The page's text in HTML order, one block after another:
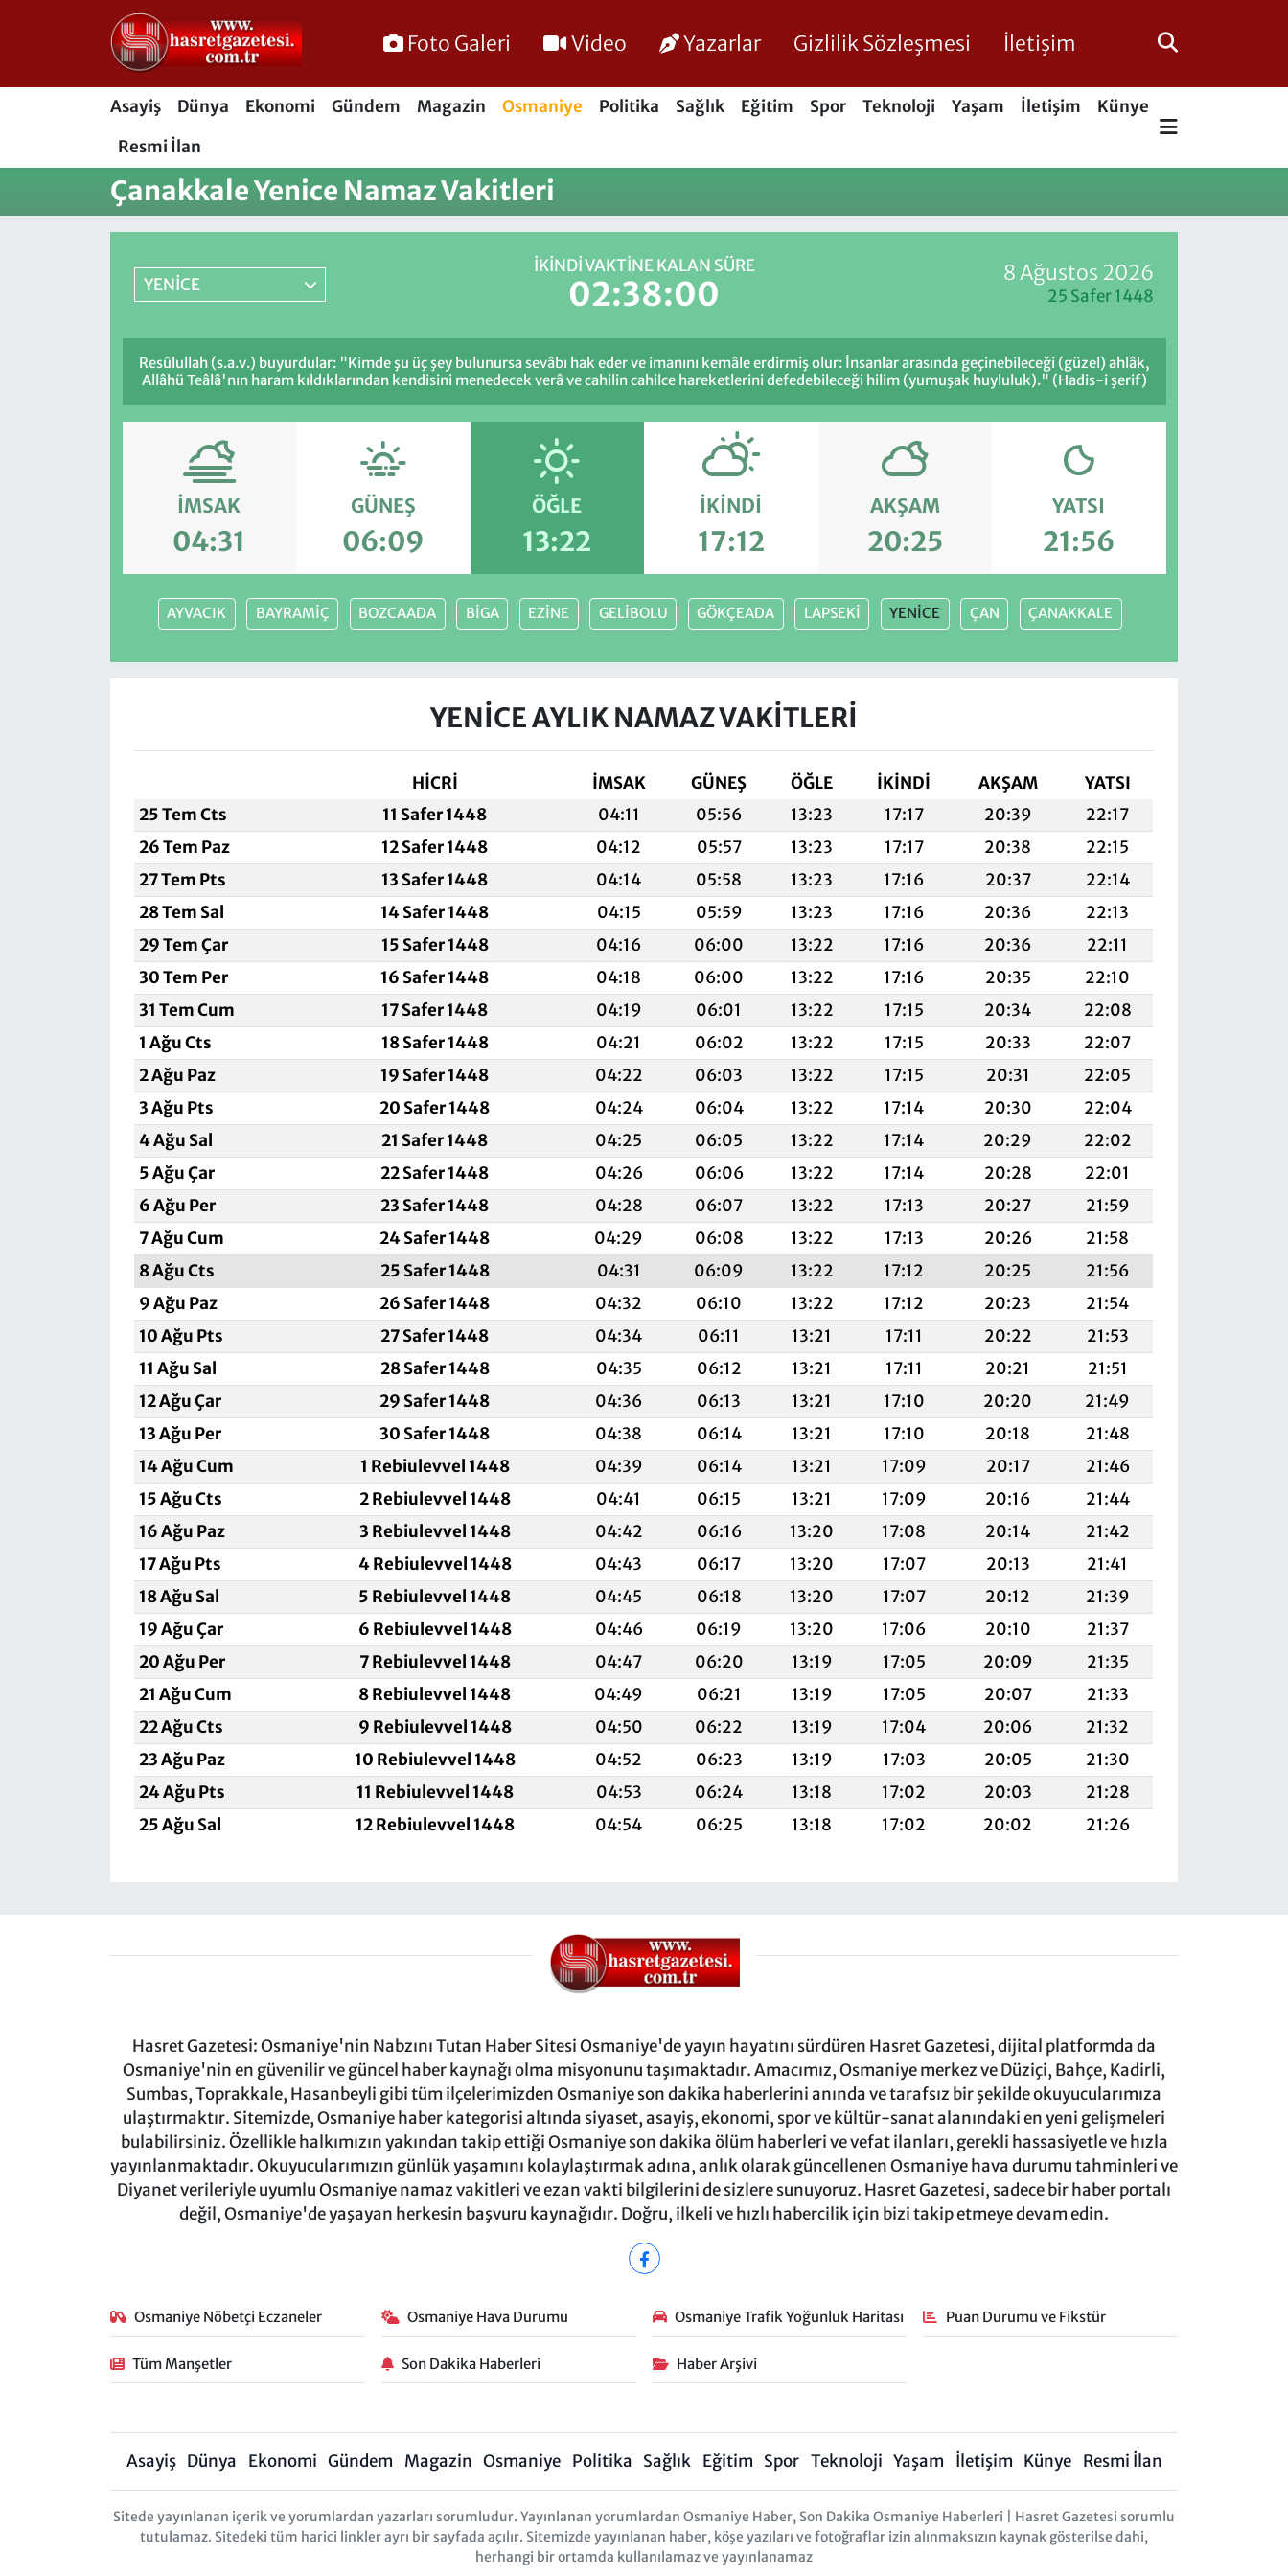
Foto Galeri Video Yazarlar Gizlilik Sözleşmesi İletişim
Asayiş Dünya Ekonomi Gündem Magazin Osmaniye Politika Sağlık Eğitim Spor Teknoloji Yaşam İletişim
Künye
Resmi İlan
Çanakkale Yenice Namaz Vakitleri
YENİCE
İKINDI VAKTINE KALAN SÜRE
02:38:00
8 Ağustos 2026
25 Safer 1448
Resûlullah (s.a.v.) buyurdular: "Kimde şu üç şey bulunursa sevâbı hak eder ve imanını kemâle erdirmiş olur: İnsanlar arasında geçinebileceği (güzel) ahlâk,
Allâhü Teâlâ'nın haram kıldıklarından kendisini menedecek verâ ve cahilin cahilce hareketlerini defedebileceği hilim (yumuşak huyluluk)." (Hadis-i şerif)
İMSAK
04:31
GÜNEŞ
06:09
ÖĞLE
13:22
İKINDI
17:12
AKŞAM
20:25
YATSI
21:56
AYVACIK BAYRAMİÇ BOZCAADA BİGA EZİNE GELİBOLU GÖKÇEADA LAPSEKİ YENİCE ÇAN ÇANAKKALE
YENİCE AYLIK NAMAZ VAKITLERI
HİCRİ İMSAK GÜNEŞ ÖĞLE İKINDI AKŞAM
YATSI
25 Tem Cts
11 Safer 1448 04:11 05:56 13:23 17:17 20:39
22:17
26 Tem Paz
12 Safer 1448 04:12 05:57 13:23 17:17 20:38
22:15
27 Tem Pts
13 Safer 1448 04:14 05:58 13:23 17:16 20:37
22:14
28 Tem Sal
14 Safer 1448 04:15 05:59 13:23 17:16 20:36
22:13
29 Tem Çar
15 Safer 1448 04:16 06:00 13:22 17:16 20:36
22:11
30 Tem Per
16 Safer 1448 04:18 06:00 13:22 17:16 20:35
22:10
31 Tem Cum
17 Safer 1448 04:19 06:01 13:22 17:15 20:34
22:08
1 Ağu Cts
18 Safer 1448 04:21 06:02 13:22 17:15 20:33
22:07
2 Ağu Paz
19 Safer 1448 04:22 06:03 13:22 17:15 20:31
22:05
3 Ağu Pts
20 Safer 1448 04:24 06:04 13:22 17:14 20:30
22:04
4 Ağu Sal
21 Safer 1448 04:25 06:05 13:22 17:14 20:29
22:02
5 Ağu Çar
22 Safer 1448 04:26 06:06 13:22 17:14 20:28
22:01
6 Ağu Per
23 Safer 1448 04:28 06:07 13:22 17:13 20:27
21:59
7 Ağu Cum
24 Safer 1448 04:29 06:08 13:22 17:13 20:26
21:58
8 Ağu Cts
25 Safer 1448 04:31 06:09 13:22 17:12 20:25
21:56
9 Ağu Paz
26 Safer 1448 04:32 06:10 13:22 17:12 20:23
21:54
10 Ağu Pts
27 Safer 1448 04:34 06:11 13:21 17:11 20:22
21:53
11 Ağu Sal
28 Safer 1448 04:35 06:12 13:21 17:11 20:21
21:51
12 Ağu Çar
29 Safer 1448 04:36 06:13 13:21 17:10 20:20
21:49
13 Ağu Per
30 Safer 1448 04:38 06:14 13:21 17:10 20:18
21:48
14 Ağu Cum
1 Rebiulevvel 1448 04:39 06:14 13:21 17:09 20:17
21:46
15 Ağu Cts
2 Rebiulevvel 1448 04:41 06:15 13:21 17:09 20:16
21:44
16 Ağu Paz
3 Rebiulevvel 1448 04:42 06:16 13:20 17:08 20:14
21:42
17 Ağu Pts
4 Rebiulevvel 1448 04:43 06:17 13:20 17:07 20:13
21:41
18 Ağu Sal
5 Rebiulevvel 1448 04:45 06:18 13:20 17:07 20:12
21:39
19 Ağu Çar
6 Rebiulevvel 1448 04:46 06:19 13:20 17:06 20:10
21:37
20 Ağu Per
7 Rebiulevvel 1448 04:47 06:20 13:19 17:05 20:09
21:35
21 Ağu Cum
8 Rebiulevvel 1448 04:49 06:21 13:19 17:05 20:07
21:33
22 Ağu Cts
9 Rebiulevvel 1448 04:50 06:22 13:19 17:04 20:06
21:32
23 Ağu Paz
10 Rebiulevvel 1448 04:52 06:23 13:19 17:03 20:05
21:30
24 Ağu Pts
11 Rebiulevvel 1448 04:53 06:24 13:18 17:02 20:03
21:28
25 Ağu Sal
12 Rebiulevvel 1448 04:54 06:25 13:18 17:02 20:02 21:26
Hasret Gazetesi: Osmaniye'nin Nabzını Tutan Haber Sitesi Osmaniye'de yayın hayatını sürdüren Hasret Gazetesi, dijital platformda da
Osmaniye'nin en güvenilir ve güncel haber kaynağı olma misyonunu taşımaktadır. Amacımız, Osmaniye merkez ve Düziçi, Bahçe, Kadirli,
Sumbas, Toprakkale, Hasanbeyli gibi tüm ilçelerimizden Osmaniye son dakika haberlerini anında ve tarafsız bir şekilde okuyucularımıza
ulaştırmaktır. Sitemizde, Osmaniye haber kategorisi altında siyaset, asayiş, ekonomi, spor ve kültür-sanat alanındaki en yeni gelişmeleri
bulabilirsiniz. Özellikle halkımızın yakından takip ettiği Osmaniye son dakika ölüm haberleri ve vefat ilanları, gerekli hassasiyetle ve hızla
yayınlanmaktadır. Okuyucularımızın günlük yaşamını kolaylaştırmak adına, anlık olarak güncellenen Osmaniye hava durumu tahminleri ve
Diyanet verileriyle uyumlu Osmaniye namaz vakitleri ve ezan vakti bilgilerini de sizlere sunuyoruz. Hasret Gazetesi, sadece bir haber portalı
değil, Osmaniye'de yaşayan herkesin başvuru kaynağıdır. Doğru, ilkeli ve hızlı habercilik için bizi takip etmeye devam edin.
Osmaniye Nöbetçi Eczaneler Osmaniye Hava Durumu Osmaniye Trafik Yoğunluk Haritası Puan Durumu ve Fikstür
Tüm Manşetler Son Dakika Haberleri Haber Arşivi
Asayiş Dünya Ekonomi Gündem Magazin Osmaniye Politika Sağlık Eğitim Spor Teknoloji Yaşam İletişim Künye Resmi İlan
Sitede yayınlanan içerik ve yorumlardan yazarları sorumludur. Yayınlanan yorumlardan Osmaniye Haber, Son Dakika Osmaniye Haberleri | Hasret Gazetesi sorumlu
tutulamaz. Sitedeki tüm harici linkler ayrı bir sayfada açılır. Sitemizde yayınlanan haber, köşe yazıları ve fotoğraflar izin alınmaksızın kaynak gösterilse dahi,
herhangi bir ortamda kullanılamaz ve yayınlanamaz
Osmaniye Nöbetçi Eczaneler
Osmaniye Hava Durumu
Osmaniye Trafik Yoğunluk Haritası
Süper Lig Puan Durumu ve Fikstür
Tüm Manşetler
Haber Arşivi